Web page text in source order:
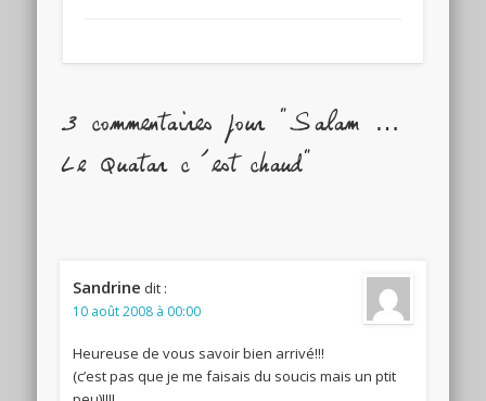
3 commentaires pour "Salam …
Le Quatar c’est chaud"
Sandrine dit :
10 août 2008 à 00:00
Heureuse de vous savoir bien arrivé!!!
(c’est pas que je me faisais du soucis mais un ptit